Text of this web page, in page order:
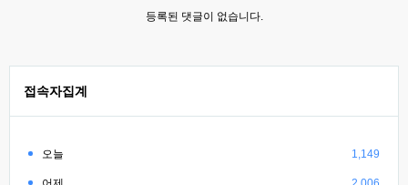
등록된 댓글이 없습니다.
접속자집계
오늘 1,149